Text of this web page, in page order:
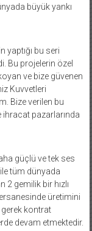
büyük yankı
yaptığı bu seri
Bu projelerin özel
ve bize güvenen
Kuvvetleri
Bize verilen bu
ihracat pazarlarında
güçlü ve tek ses
tüm dünyada
2 gemilik bir hızlı
üretimini
gerek kontrat
devam etmektedir.